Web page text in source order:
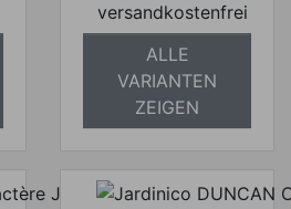
versandkostenfrei
ALLE
VARIANTEN
ZEIGEN